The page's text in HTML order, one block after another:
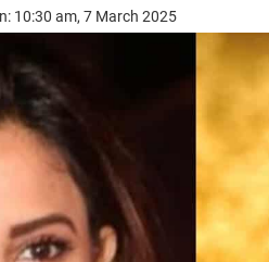
10:30 am, 7 March 2025